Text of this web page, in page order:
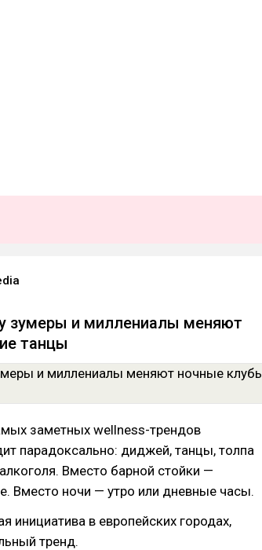
зумеры и миллениалы меняют
танцы
заметных wellness-трендов
парадоксально: диджей, танцы, толпа
Вместо барной стойки —
Вместо ночи — утро или дневные часы.
инициатива в европейских городах,
тренд.